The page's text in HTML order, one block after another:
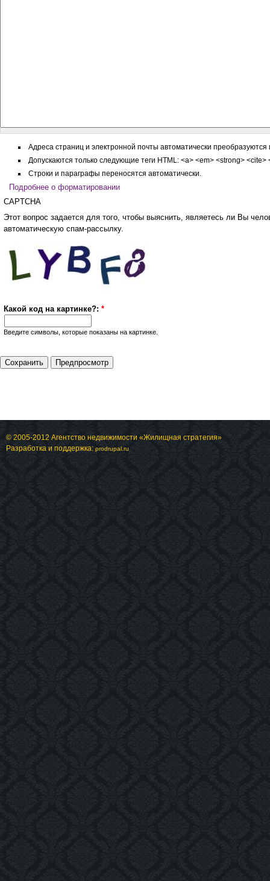
Адреса страниц и электронной почты автоматически преобразуются
Допускаются только следующие теги HTML: <a> <em> <strong>
Строки и параграфы переносятся автоматически.
Подробнее о форматировании
CAPTCHA
Этот вопрос задается для того, чтобы выяснить, являетесь ли Вы человеком или представляете из себя
автоматическую спам-рассылку.
Какой код на картинке?:*
Введите символы, которые показаны на картинке.
© 2005-2012 Агентство недвижимости «Жилищная стратегия»
Разработка и поддержка: prodrupal.ru